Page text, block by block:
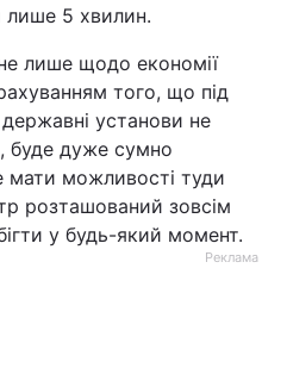
лише 5 хвилин.
лише щодо економії
того, що під
установи не
буде дуже сумно
мати можливості туди
розташований зовсім
у будь-який момент.
Реклама